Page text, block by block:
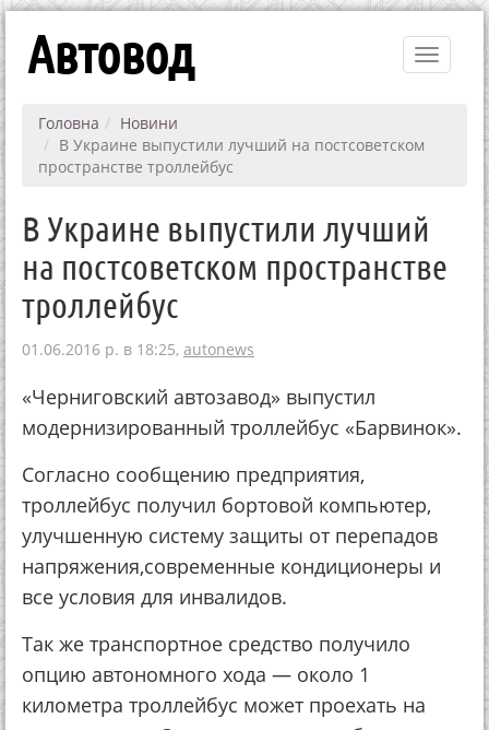
Toggle
Автовод
Головна
Новини
В Украине выпустили лучший на постсоветском
пространстве троллейбус
В Украине выпустили лучший
на постсоветском пространстве
троллейбус
01.06.2016 р. в 18:25, autonews
«Черниговский автозавод» выпустил
модернизированный троллейбус «Барвинок».
Согласно сообщению предприятия,
троллейбус получил бортовой компьютер,
улучшенную систему защиты от перепадов
напряжения,современные кондиционеры и
все условия для инвалидов.
Так же транспортное средство получило
опцию автономного хода — около 1
километра троллейбус может проехать на